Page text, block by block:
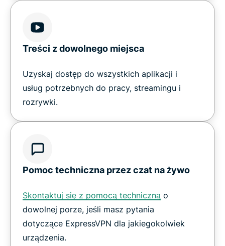
Treści z dowolnego miejsca
Uzyskaj dostęp do wszystkich aplikacji i
usług potrzebnych do pracy, streamingu i
rozrywki.
Pomoc techniczna przez czat na żywo
Skontaktuj się z pomocą techniczną o
dowolnej porze, jeśli masz pytania
dotyczące ExpressVPN dla jakiegokolwiek
urządzenia.